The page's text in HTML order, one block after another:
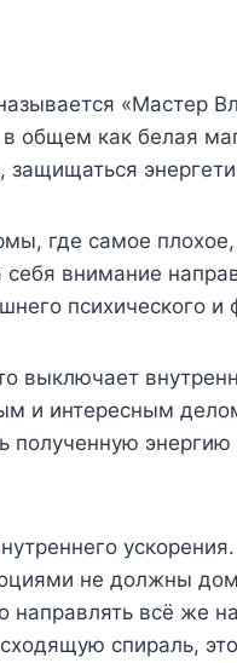
«Мастер
в общем как белая
защищаться
где самое
внимание
психического и
выключает
и интересным
не должны
всё же
спираль,